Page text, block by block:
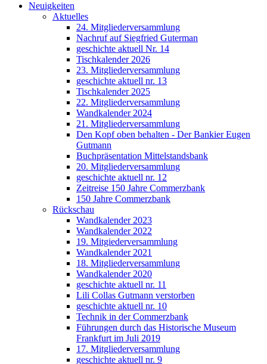
Neuigkeiten
Aktuelles
24. Mitgliederversammlung
Nachruf auf Siegfried Guterman
geschichte aktuell Nr. 14
Tischkalender 2026
23. Mitgliederversammlung
geschichte aktuell nr. 13
Tischkalender 2025
22. Mitgliederversammlung
Wandkalender 2024
21. Mitgliederversammlung
Den Kopf oben behalten - Der Bankier Eugen
Gutmann
Buchpräsentation Mittelstandsbank
20. Mitgliederversammlung
geschichte aktuell nr. 12
Zeitreise 150 Jahre Commerzbank
150 Jahre Commerzbank
Rückschau
Wandkalender 2023
Wandkalender 2022
19. Mitgiederversammlung
Wandkalender 2021
18. Mitgliederversammlung
Wandkalender 2020
geschichte aktuell nr. 11
Lili Collas Gutmann verstorben
geschichte aktuell nr. 10
Technik in der Commerzbank
Führungen durch das Historische Museum
Frankfurt im Juli 2019
17. Mitgliederversammlung
geschichte aktuell nr. 9